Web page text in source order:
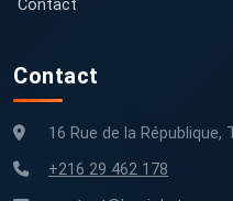
Contact
Contact
16 Rue de la République,
+216 29 462 178